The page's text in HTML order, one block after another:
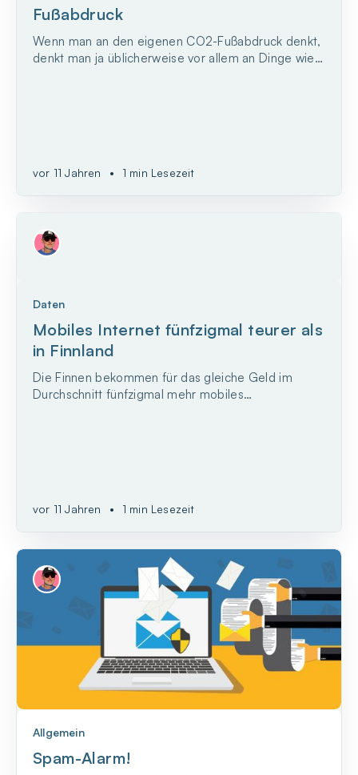
Fußabdruck
Wenn man an den eigenen CO2-Fußabdruck denkt,
denkt man ja üblicherweise vor allem an Dinge wie
vor 11 Jahren • 1 min Lesezeit
Daten
Mobiles Internet fünfzigmal teurer als
in Finnland
Die Finnen bekommen für das gleiche Geld im
Durchschnitt fünfzigmal mehr mobiles
vor 11 Jahren • 1 min Lesezeit
Allgemein
Spam-Alarm!